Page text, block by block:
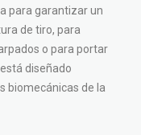
para garantizar un
de tiro, para
o para portar
diseñado
biomecánicas de la